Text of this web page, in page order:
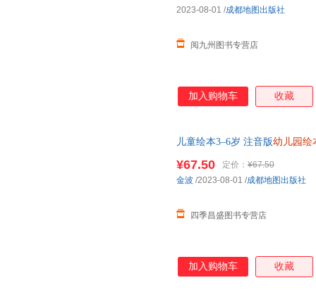
阅九州图书专营店
2023-08-01 /成都地图出版社
加入购物车 收藏
儿童绘本3–6岁 注音版幼儿园绘
索取
¥67.50 定价： ¥67.50
四季昌盛图书专营店
金波 /2023-08-01 /成都地图出版社
加入购物车 收藏